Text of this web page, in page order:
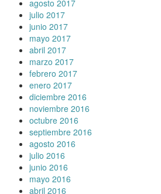
agosto 2017
julio 2017
junio 2017
mayo 2017
abril 2017
marzo 2017
febrero 2017
enero 2017
diciembre 2016
noviembre 2016
octubre 2016
septiembre 2016
agosto 2016
julio 2016
junio 2016
mayo 2016
abril 2016